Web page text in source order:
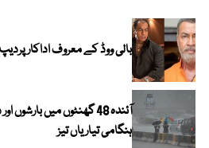
بالی ووڈ کے معروف اداکار
آئندہ 48 گھنٹوں میں
ہنگامی تیاریاں تیز